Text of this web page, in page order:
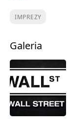
IMPREZY
Galeria